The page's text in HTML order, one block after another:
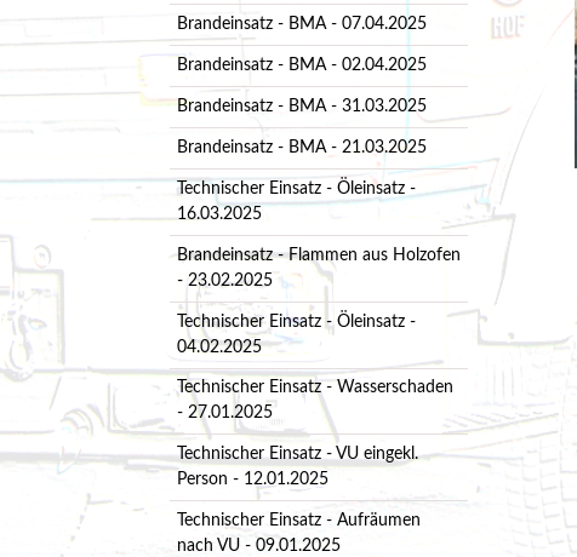
Brandeinsatz - BMA - 07.04.2025
Brandeinsatz - BMA - 02.04.2025
Brandeinsatz - BMA - 31.03.2025
Brandeinsatz - BMA - 21.03.2025
Technischer Einsatz - Öleinsatz -
16.03.2025
Brandeinsatz - Flammen aus Holzofen
- 23.02.2025
Technischer Einsatz - Öleinsatz -
04.02.2025
Technischer Einsatz - Wasserschaden
- 27.01.2025
Technischer Einsatz - VU eingekl.
Person - 12.01.2025
Technischer Einsatz - Aufräumen
nach VU - 09.01.2025